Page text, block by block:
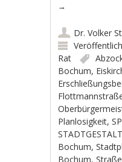
→
Dr. Volker
Rat
Bochum,
Planlosigkeit,
Bochum,
Bochum,